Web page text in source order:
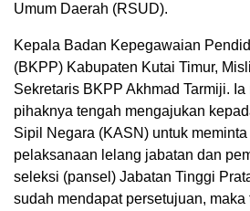
Umum Daerah (RSUD).
Kepala Badan Kepegawaian
(BKPP) Kabupaten Kutai Timur,
Sekretaris BKPP Akhmad Tarmiji.
pihaknya tengah mengajukan
Sipil Negara (KASN) untuk
pelaksanaan lelang jabatan dan
seleksi (pansel) Jabatan Tinggi
sudah mendapat persetujuan, maka